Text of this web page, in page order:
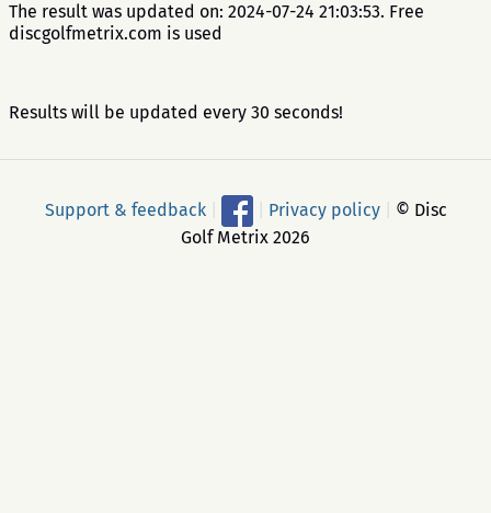
The result was updated on: 2024-07-24 21:03:53. Free
discgolfmetrix.com is used
Results will be updated every 30 seconds!
Support & feedback Privacy policy
© Disc
Golf Metrix 2026